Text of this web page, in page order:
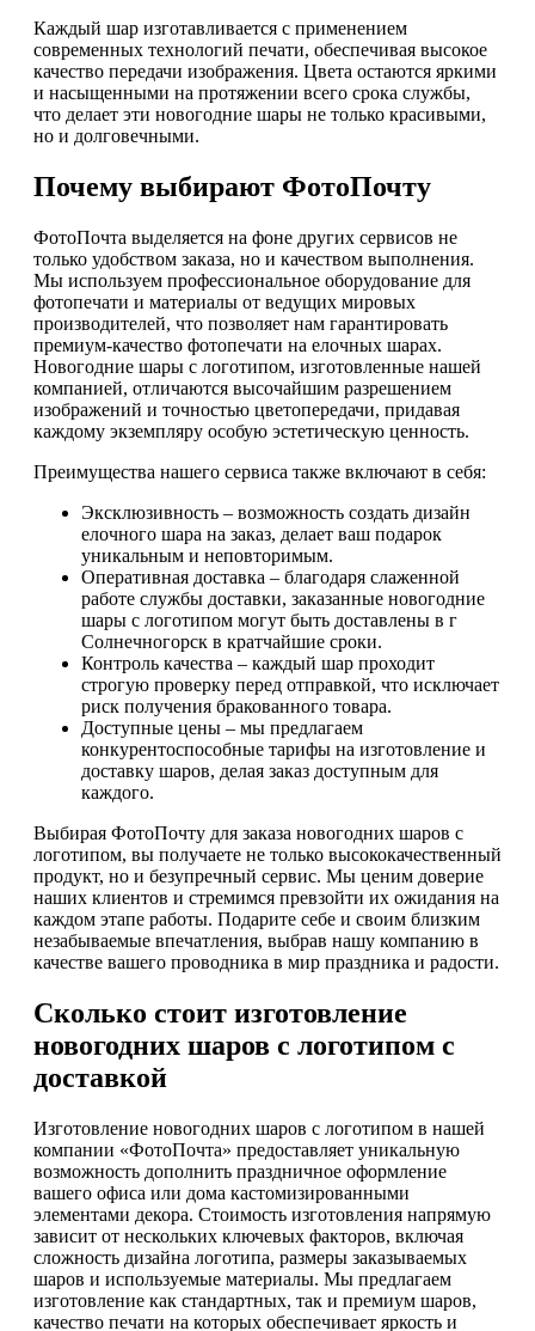
Каждый шар изготавливается с применением
современных технологий печати, обеспечивая высокое
качество передачи изображения. Цвета остаются яркими
и насыщенными на протяжении всего срока службы,
что делает эти новогодние шары не только красивыми,
но и долговечными.
Почему выбирают ФотоПочту
ФотоПочта выделяется на фоне других сервисов не
только удобством заказа, но и качеством выполнения.
Мы используем профессиональное оборудование для
фотопечати и материалы от ведущих мировых
производителей, что позволяет нам гарантировать
премиум-качество фотопечати на елочных шарах.
Новогодние шары с логотипом, изготовленные нашей
компанией, отличаются высочайшим разрешением
изображений и точностью цветопередачи, придавая
каждому экземпляру особую эстетическую ценность.
Преимущества нашего сервиса также включают в себя:
Эксклюзивность – возможность создать дизайн
елочного шара на заказ, делает ваш подарок
уникальным и неповторимым.
Оперативная доставка – благодаря слаженной
работе службы доставки, заказанные новогодние
шары с логотипом могут быть доставлены в г
Солнечногорск в кратчайшие сроки.
Контроль качества – каждый шар проходит
строгую проверку перед отправкой, что исключает
риск получения бракованного товара.
Доступные цены – мы предлагаем
конкурентоспособные тарифы на изготовление и
доставку шаров, делая заказ доступным для
каждого.
Выбирая ФотоПочту для заказа новогодних шаров с
логотипом, вы получаете не только высококачественный
продукт, но и безупречный сервис. Мы ценим доверие
наших клиентов и стремимся превзойти их ожидания на
каждом этапе работы. Подарите себе и своим близким
незабываемые впечатления, выбрав нашу компанию в
качестве вашего проводника в мир праздника и радости.
Сколько стоит изготовление
новогодних шаров с логотипом с
доставкой
Изготовление новогодних шаров с логотипом в нашей
компании «ФотоПочта» предоставляет уникальную
возможность дополнить праздничное оформление
вашего офиса или дома кастомизированными
элементами декора. Стоимость изготовления напрямую
зависит от нескольких ключевых факторов, включая
сложность дизайна логотипа, размеры заказываемых
шаров и используемые материалы. Мы предлагаем
изготовление как стандартных, так и премиум шаров,
качество печати на которых обеспечивает яркость и